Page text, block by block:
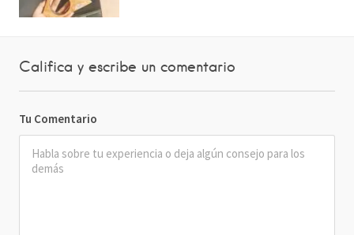
Califica y escribe un comentario
Tu Comentario